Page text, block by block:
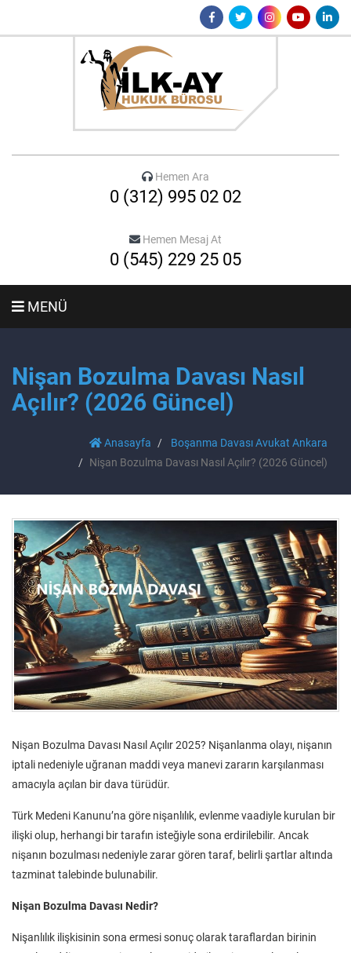
Hemen Ara
0 (312) 995 02 02
Hemen Mesaj At
0 (545) 229 25 05
MENÜ
Nişan Bozulma Davası Nasıl
Açılır? (2026 Güncel)
Anasayfa
Boşanma Davası Avukat Ankara
Nişan Bozulma Davası Nasıl Açılır? (2026 Güncel)
Nişan Bozulma Davası Nasıl Açılır 2025? Nişanlanma olayı, nişanın
iptali nedeniyle uğranan maddi veya manevi zararın karşılanması
amacıyla açılan bir dava türüdür.
Türk Medeni Kanunu’na göre nişanlılık, evlenme vaadiyle kurulan bir
ilişki olup, herhangi bir tarafın isteğiyle sona erdirilebilir. Ancak
nişanın bozulması nedeniyle zarar gören taraf, belirli şartlar altında
tazminat talebinde bulunabilir.
Nişan Bozulma Davası Nedir?
Nişanlılık ilişkisinin sona ermesi sonuç olarak taraflardan birinin